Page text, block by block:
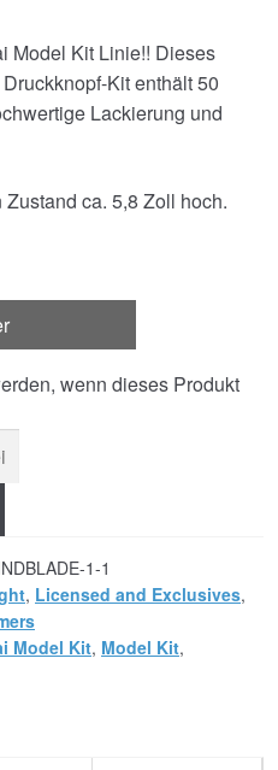
Model Kit Linie!! Dieses
Kit enthält 50
Lackierung und
ca. 5,8 Zoll hoch.
wenn dieses Produkt
1-1
, Licensed and Exclusives,
Model Kit, Model Kit,